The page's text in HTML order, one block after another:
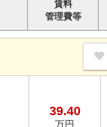
賃料
管理費等
39.40
万円